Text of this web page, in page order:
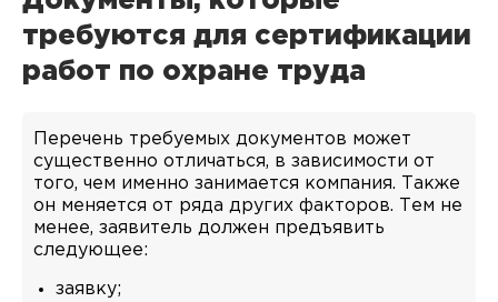
требуются для сертификации
работ по охране труда
Перечень требуемых документов может
существенно отличаться, в зависимости от
того, чем именно занимается компания. Также
он меняется от ряда других факторов. Тем не
менее, заявитель должен предъявить
следующее:
заявку;